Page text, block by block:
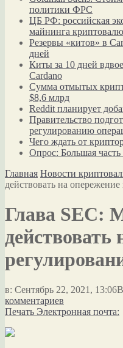
политики ФРС
ЦБ РФ: российская
майнинга
Резервы «китов» в
дней
Киты за 10 дней
Cardano
Сумма отмытых
$8,6 млрд
Reddit планирует
Правительство
регулированию
Чего ждать от
Опрос: Большая
Главная Новости
действовать на
Глава SEC:
действовать
в: Сентябрь 22, 2021, 13:06
комментариев
Печать Электронная почта: